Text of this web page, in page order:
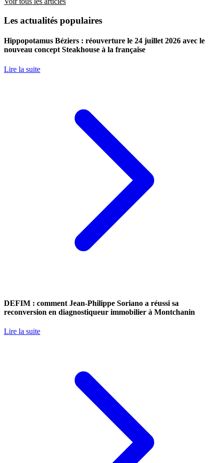
Les actualités populaires
Hippopotamus Béziers : réouverture le 24 juillet 2026 avec le
nouveau concept Steakhouse à la française
Lire la suite
DEFIM : comment Jean-Philippe Soriano a réussi sa
reconversion en diagnostiqueur immobilier à Montchanin
Lire la suite